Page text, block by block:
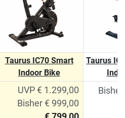
Taurus IC70 Smart
Indoor Bike
Taurus
UVP € 1.299,00
Bisher € 999,00